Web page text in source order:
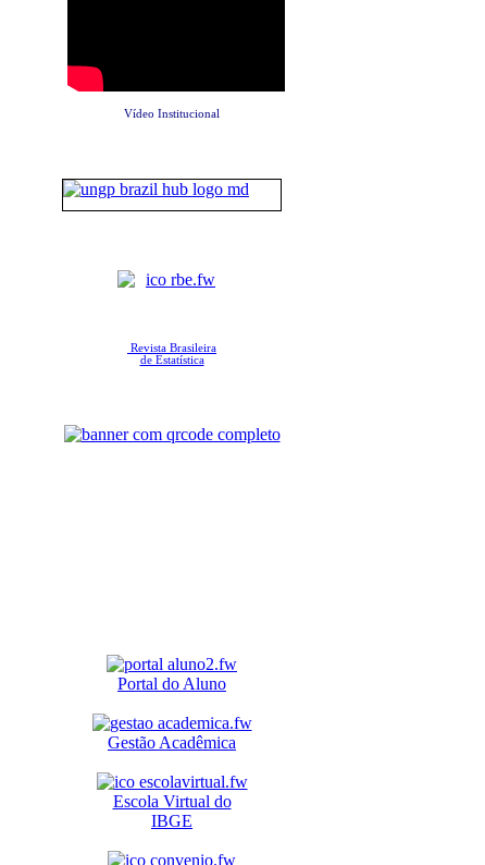
Vídeo Institucional
Revista Brasileira
de Estatística
Portal do Aluno
Gestão Acadêmica
Escola Virtual do
IBGE